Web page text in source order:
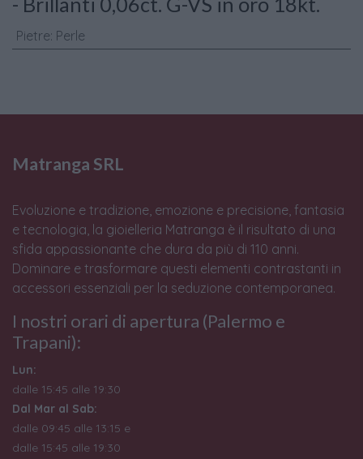
Pietre: Perle
Matranga SRL
Evoluzione e tradizione, emozione e precisione, fantasia
e tecnologia, la gioielleria Matranga è il risultato di una
sfida appassionante che dura da più di 110 anni.
Dominare e trasformare questi elementi contrastanti in
accessori essenziali per la seduzione contemporanea.
I nostri orari di apertura (Palermo e
Trapani):
Lun:
dalle 15:45 alle 19:30
Dal Mar al Sab:
dalle 09:45 alle 13:15 e
dalle 15:45 alle 19:30